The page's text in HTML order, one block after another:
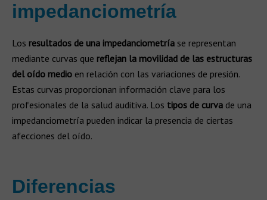
impedanciometría
Los resultados de una impedanciometría se representan
mediante curvas que reflejan la movilidad de las estructuras
del oído medio en relación con las variaciones de presión.
Estas curvas proporcionan información clave para los
profesionales de la salud auditiva. Los tipos de curva de una
impedanciometría pueden indicar la presencia de ciertas
afecciones del oído.
Diferencias